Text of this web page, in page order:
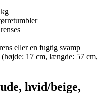
eller en fugtig svamp
17 cm, længde: 57 cm,
hvid/beige,